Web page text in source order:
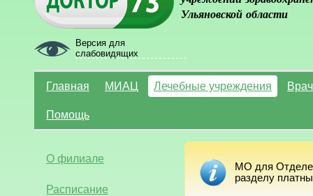
Версия для
слабовидящих
Ульяновской области
Главная МИАЦ Лечебные учреждения
Помощь
О филиале
Расписание
МО для
разделу